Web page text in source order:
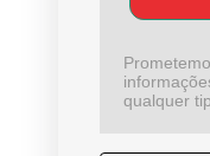
qualquer